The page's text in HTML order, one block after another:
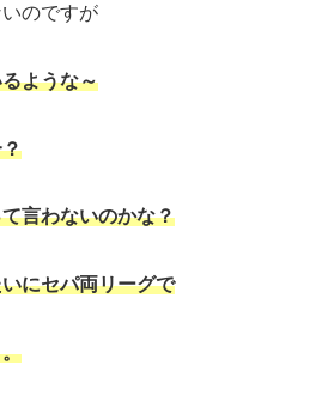
のですが
ような～
言わないのかな？
にセパ両リーグで